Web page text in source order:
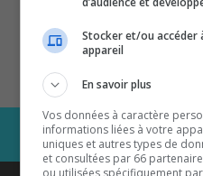
Stocker et/ou accéder
appareil
En savoir plus
Vos données à caractère
informations liées à votre
uniques et autres types de
et consultées par 66
ou utilisées spécifiquement